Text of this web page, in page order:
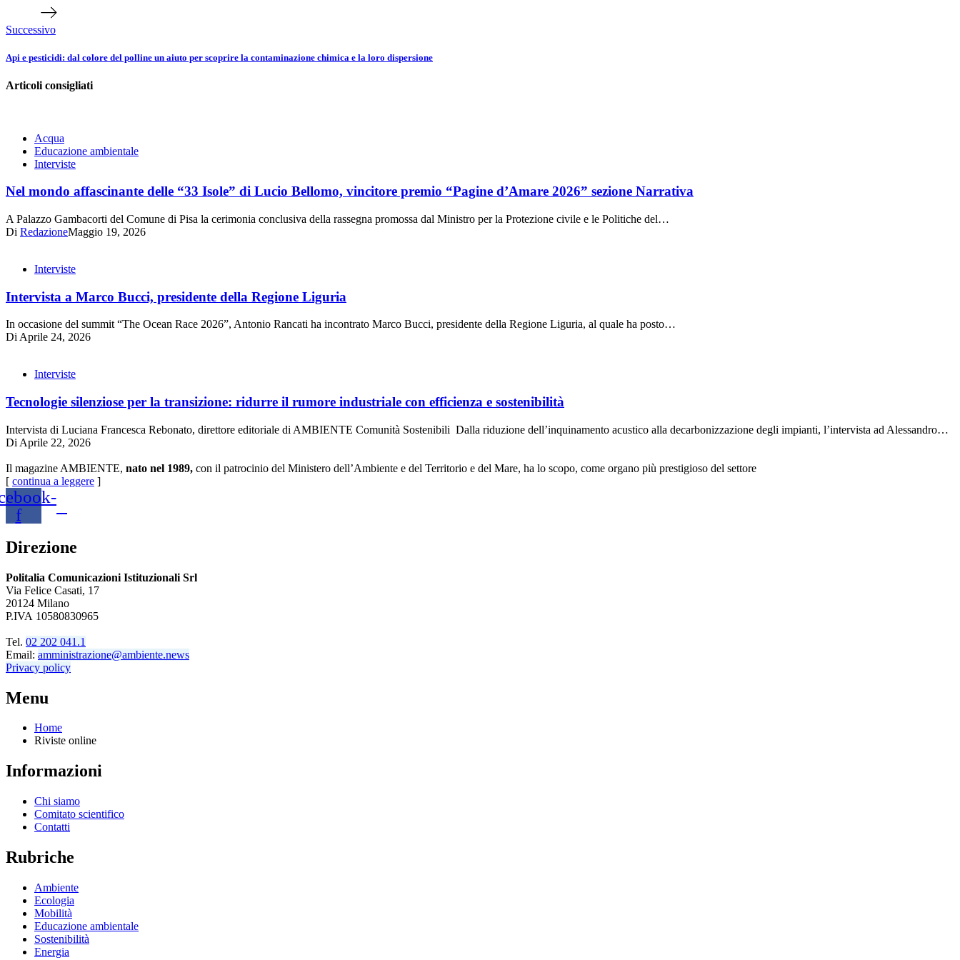
Successivo
Api e pesticidi: dal colore del polline un aiuto per scoprire la contaminazione chimica e la loro dispersione
Articoli consigliati
Acqua
Educazione ambientale
Interviste
Nel mondo affascinante delle “33 Isole” di Lucio Bellomo, vincitore premio “Pagine d’Amare 2026” sezione Narrativa
A Palazzo Gambacorti del Comune di Pisa la cerimonia conclusiva della rassegna promossa dal Ministro per la Protezione civile e le Politiche del…
Di RedazioneMaggio 19, 2026
Interviste
Intervista a Marco Bucci, presidente della Regione Liguria
In occasione del summit “The Ocean Race 2026”, Antonio Rancati ha incontrato Marco Bucci, presidente della Regione Liguria, al quale ha posto…
Di Aprile 24, 2026
Interviste
Tecnologie silenziose per la transizione: ridurre il rumore industriale con efficienza e sostenibilità
Intervista di Luciana Francesca Rebonato, direttore editoriale di AMBIENTE Comunità Sostenibili Dalla riduzione dell’inquinamento acustico alla decarbonizzazione degli impianti, l’intervista ad Alessandro…
Di Aprile 22, 2026
Il magazine AMBIENTE, nato nel 1989, con il patrocinio del Ministero dell’Ambiente e del Territorio e del Mare, ha lo scopo, come organo più prestigioso del settore
[ continua a leggere ]
f
Direzione
Politalia Comunicazioni Istituzionali Srl
Via Felice Casati, 17
20124 Milano
P.IVA 10580830965
Tel. 02 202 041.1
Email: amministrazione@ambiente.news
Privacy policy
Menu
Home
Riviste online
Informazioni
Chi siamo
Comitato scientifico
Contatti
Rubriche
Ambiente
Ecologia
Mobilità
Educazione ambientale
Sostenibilità
Energia